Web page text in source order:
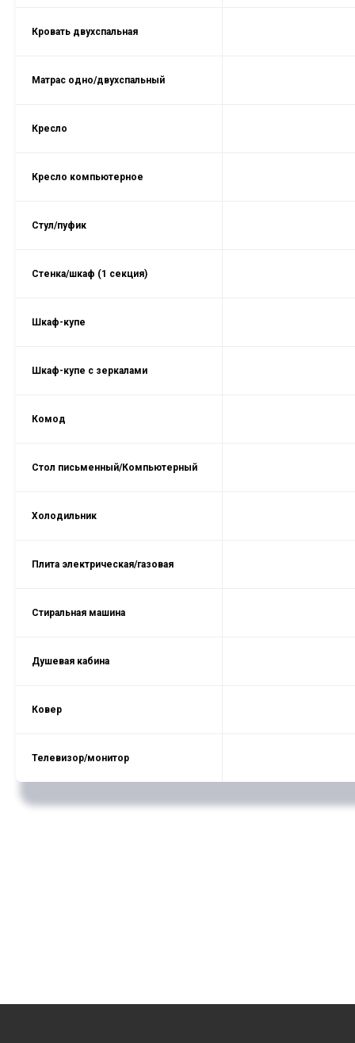
Кровать двухспальная
Матрас одно/двухспальный
Кресло
Кресло компьютерное
Стул/пуфик
Стенка/шкаф (1 секция)
Шкаф-купе
Шкаф-купе с зеркалами
Комод
Стол письменный/Компьютерный
Холодильник
Плита электрическая/газовая
Стиральная машина
Душевая кабина
Ковер
Телевизор/монитор